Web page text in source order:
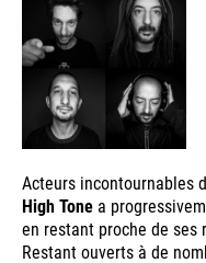
Acteurs incontournables
High Tone a
en restant proche de
Restant ouverts à de